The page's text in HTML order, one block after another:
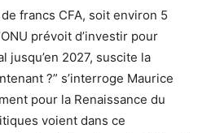
francs CFA, soit environ 5
prévoit d’investir pour
jusqu’en 2027, suscite la
?” s’interroge Maurice
pour la Renaissance du
voient dans ce